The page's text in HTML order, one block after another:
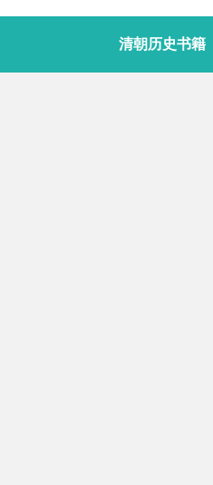
清朝历史书籍